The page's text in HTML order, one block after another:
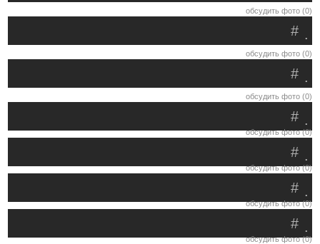
обсудить фото (0)
.
#
обсудить фото (0)
.
#
обсудить фото (0)
.
#
обсудить фото (0)
.
#
обсудить фото (0)
.
#
обсудить фото (0)
.
#
обсудить фото (0)